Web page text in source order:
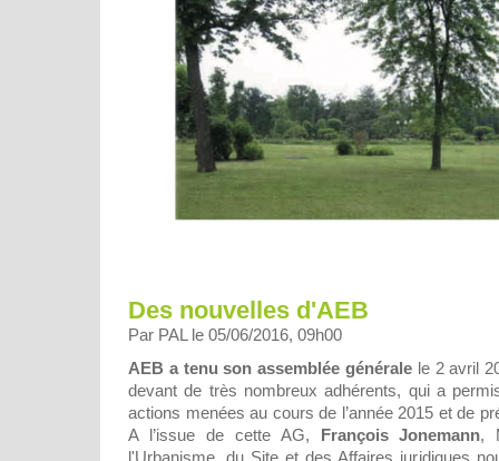
Des nouvelles d'AEB
Par PAL le 05/06/2016, 09h00
AEB a tenu son assemblée généralele 2 avril
devant de très nombreux adhérents, qui a
actions menées au cours de l’année 2015 et de
A l’issue de cette AG, François Jonemann,
l'Urbanisme, du Site et des Affaires juridiques